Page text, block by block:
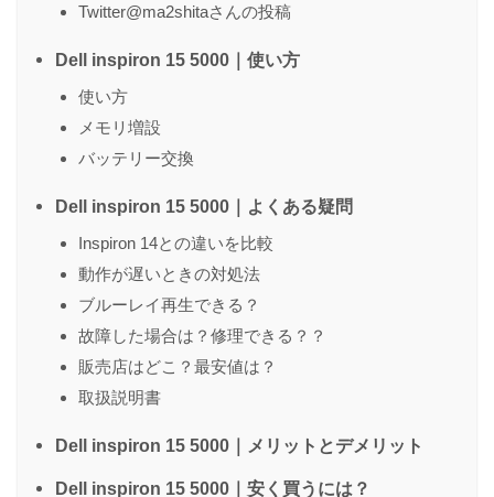
Twitter@ma2shitaさんの投稿
Dell inspiron 15 5000｜使い方
使い方
メモリ増設
バッテリー交換
Dell inspiron 15 5000｜よくある疑問
Inspiron 14との違いを比較
動作が遅いときの対処法
ブルーレイ再生できる？
故障した場合は？修理できる？？
販売店はどこ？最安値は？
取扱説明書
Dell inspiron 15 5000｜メリットとデメリット
Dell inspiron 15 5000｜安く買うには？